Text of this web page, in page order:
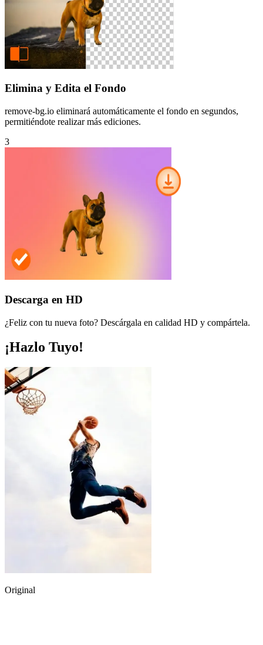
Elimina y Edita el Fondo
remove-bg.io eliminará automáticamente el fondo en segundos,
permitiéndote realizar más ediciones.
3
Descarga en HD
¿Feliz con tu nueva foto? Descárgala en calidad HD y compártela.
¡Hazlo Tuyo!
Original